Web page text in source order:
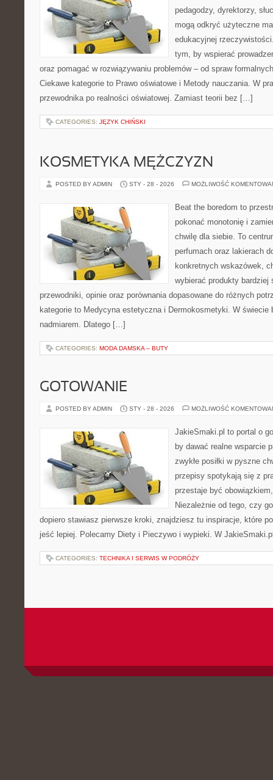
pedagodzy, dyrektorzy,
mogą odkryć użyteczne
edukacyjnej
tym, by wspierać
oraz pomagać w rozwiązywaniu problemów – od spraw
Ciekawe kategorie to Prawo oświatowe i Metody nauczania. W
przewodnika po realności oświatowej. Zamiast teorii bez […]
CATEGORIES: JĘZYK CHIŃSKI
KOSMETYKA MĘŻCZYZN
POSTED BY ADMIN STY - 28 - 2026 MOŻLIWOŚĆ
Beat the boredom to
pokonać monotonię i
chwilę dla siebie. To
perfumach oraz lakierach
konkretnych wskazówek,
wybierać produkty bardziej
przewodniki, opinie oraz porównania dopasowane do różnych
kategorie to Medycyna estetyczna i Dermokosmetyki. W świecie
nadmiarem. Dlatego […]
CATEGORIES: MODA DAMSKA – BUTY
GOTOWANIE
POSTED BY ADMIN STY - 28 - 2026 MOŻLIWOŚĆ
JakieSmaki.pl to portal o
by dawać realne wsparcie
zwykłe posiłki w pyszne
przepisy spotykają się z
przestaje być
Niezależnie od tego, czy
dopiero stawiasz pierwsze kroki, znajdziesz tu inspiracje, które
jeść lepiej. Polecamy Diety i Pieczywo i wypieki. W
CATEGORIES: TECHNIKA I SERWIS W PODRÓŻY